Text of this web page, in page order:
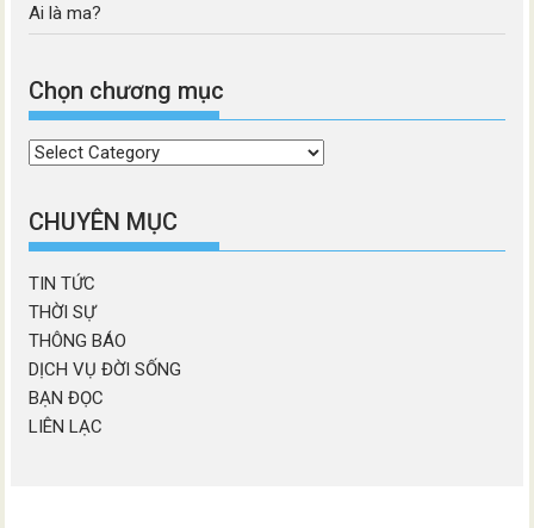
Ai là ma?
Chọn chương mục
Chọn
mục
CHUYÊN MỤC
TIN TỨC
THỜI SỰ
THÔNG BÁO
DỊCH VỤ ĐỜI SỐNG
BẠN ĐỌC
LIÊN LẠC